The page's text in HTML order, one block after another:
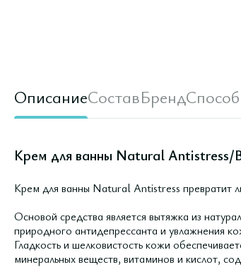
ОписаниеСоставБренд
Крем для ванны Natural Antistress/
Крем для ванны Natural Antistress превратит
Основой средства является вытяжка из
природного антидепрессанта и увлажнения
Гладкость и шелковистость кожи
минеральных веществ, витаминов и кислот,